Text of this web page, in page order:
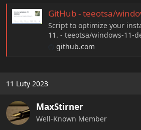
GitHub - teeotsa/windows-11-debloat: Script to
Script to optimize your
11. - teeotsa/windows-11-
github.com
11 Luty 2023
MaxStirner
Well-Known Member